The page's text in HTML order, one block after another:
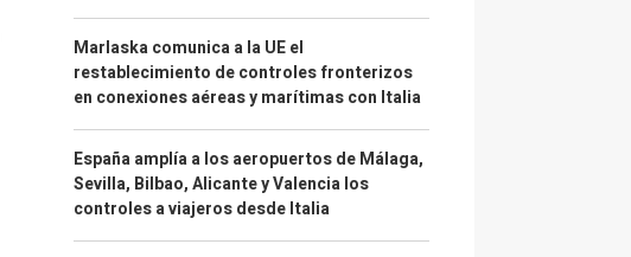
Marlaska comunica a la UE el
restablecimiento de controles fronterizos
en conexiones aéreas y marítimas con Italia
España amplía a los aeropuertos de Málaga,
Sevilla, Bilbao, Alicante y Valencia los
controles a viajeros desde Italia